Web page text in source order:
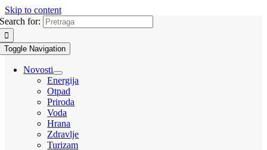
Skip to content
Search for:
Toggle Navigation
Novosti
Energija
Otpad
Priroda
Voda
Hrana
Zdravlje
Turizam